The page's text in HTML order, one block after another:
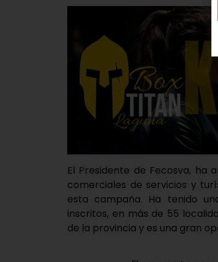
El Presidente de Fecosva, ha
comerciales de servicios y
esta campaña. Ha tenido
inscritos, en más de 55
de la provincia y es una gran